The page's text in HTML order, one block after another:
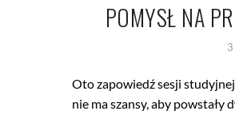
POMYSŁ NA
Oto zapowiedź sesji
nie ma szansy, aby